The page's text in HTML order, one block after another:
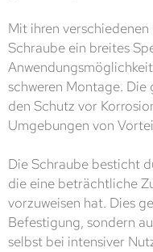
Mit ihren
Schraube ein breites
schweren Montage.
den Schutz vor
Umgebungen von
Die Schraube besticht
die eine beträchtliche
vorzuweisen hat. Dies
Befestigung, sondern
selbst bei intensiver